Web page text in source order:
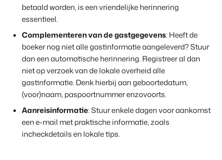
betaald worden, is een vriendelijke herinnering
essentieel.
Complementeren van de gastgegevens: Heeft de
boeker nog niet alle gastinformatie aangeleverd? Stuur
dan een automatische herinnering. Registreer al dan
niet op verzoek van de lokale overheid alle
gastinformatie. Denk hierbij aan geboortedatum,
(voor)naam, paspoortnummer enzovoorts.
Aanreisinformatie: Stuur enkele dagen voor aankomst
een e-mail met praktische informatie, zoals
incheckdetails en lokale tips.